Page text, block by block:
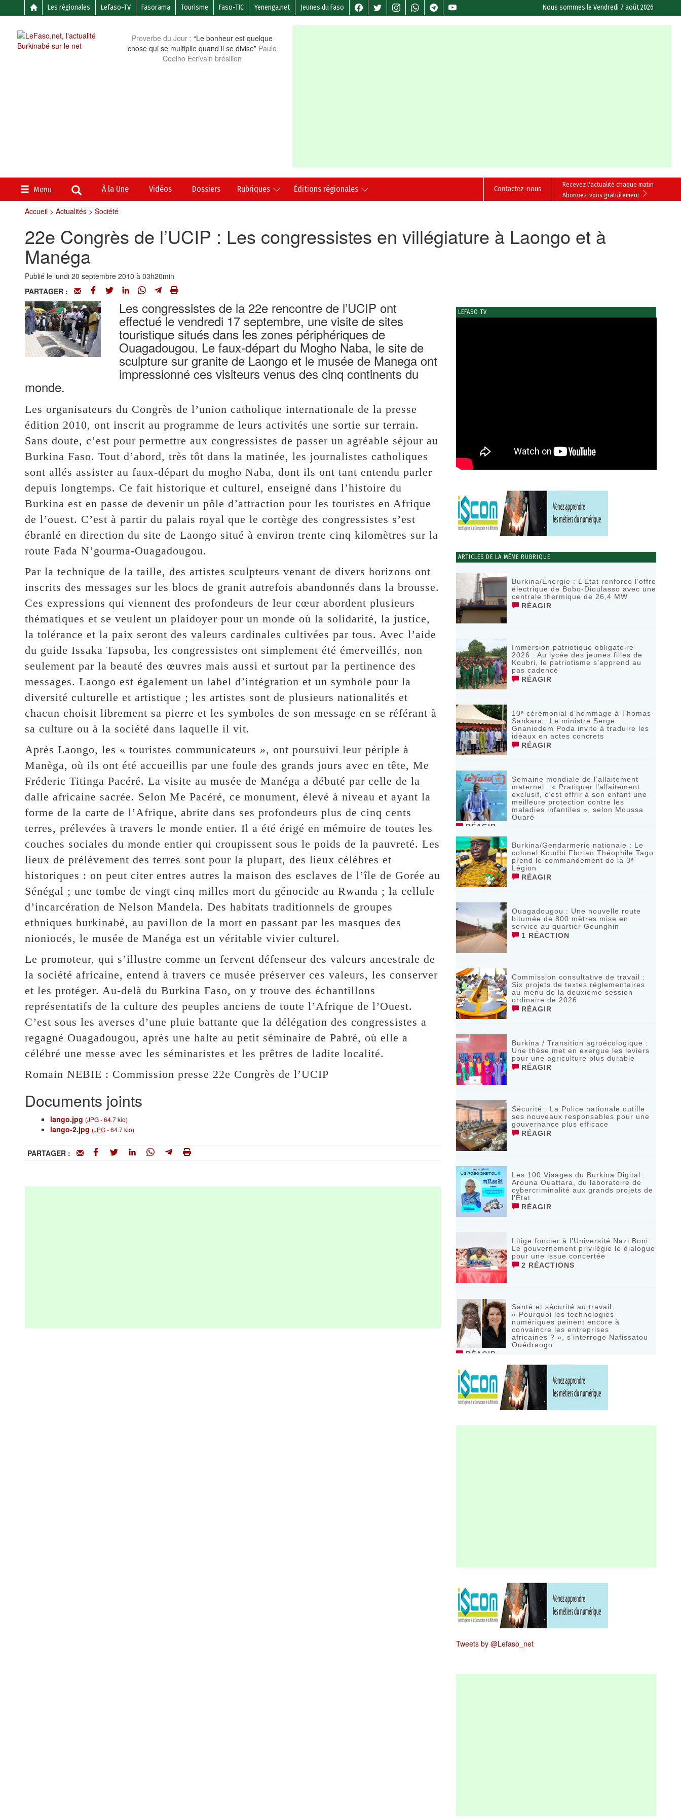
Les régionales Lefaso-TV Fasorama Tourisme Faso-TIC Yenenga.net Jeunes du Faso Nous sommes leVendredi 7 août 2026
Proverbe du Jour : “Le bonheur est quelque
chose qui se multiplie quand il se divise” Paulo
Coelho Ecrivain brésilien
Menu À la Une Vidéos Dossiers Rubriques Éditions régionales
Recevez l'actualité chaque matin
Abonnez-vous gratuitement
Contactez-nous
Accueil> Actualités> Société
22e Congrès de l’UCIP : Les congressistes en villégiature à Laongo et à
Manéga
Publié le lundi 20 septembre 2010 à 03h20min
PARTAGER :
Les congressistes de la 22e rencontre de l’UCIP ont
effectué le vendredi 17 septembre, une visite de sites
touristique situés dans les zones périphériques de
Ouagadougou. Le faux-départ du Mogho Naba, le site de
sculpture sur granite de Laongo et le musée de Manega ont
impressionné ces visiteurs venus des cinq continents du
monde.
Les organisateurs du Congrès de l’union catholique internationale de la presse
édition 2010, ont inscrit au programme de leurs activités une sortie sur terrain.
Sans doute, c’est pour permettre aux congressistes de passer un agréable séjour au
Burkina Faso. Tout d’abord, très tôt dans la matinée, les journalistes catholiques
sont allés assister au faux-départ du mogho Naba, dont ils ont tant entendu parler
depuis longtemps. Ce fait historique et culturel, enseigné dans l’histoire du
Burkina est en passe de devenir un pôle d’attraction pour les touristes en Afrique
de l’ouest. C’est à partir du palais royal que le cortège des congressistes s’est
ébranlé en direction du site de Laongo situé à environ trente cinq kilomètres sur la
route Fada N’gourma-Ouagadougou.
Par la technique de la taille, des artistes sculpteurs venant de divers horizons ont
inscrits des messages sur les blocs de granit autrefois abandonnés dans la brousse.
Ces expressions qui viennent des profondeurs de leur cœur abordent plusieurs
thématiques et se veulent un plaidoyer pour un monde où la solidarité, la justice,
la tolérance et la paix seront des valeurs cardinales cultivées par tous. Avec l’aide
du guide Issaka Tapsoba, les congressistes ont simplement été émerveillés, non
seulement par la beauté des œuvres mais aussi et surtout par la pertinence des
messages. Laongo est également un label d’intégration et un symbole pour la
diversité culturelle et artistique ; les artistes sont de plusieurs nationalités et
chacun choisit librement sa pierre et les symboles de son message en se référant à
sa culture ou à la société dans laquelle il vit.
Après Laongo, les « touristes communicateurs », ont poursuivi leur périple à
Manèga, où ils ont été accueillis par une foule des grands jours avec en tête, Me
Fréderic Titinga Pacéré. La visite au musée de Manéga a débuté par celle de la
dalle africaine sacrée. Selon Me Pacéré, ce monument, élevé à niveau et ayant la
forme de la carte de l’Afrique, abrite dans ses profondeurs plus de cinq cents
terres, prélevées à travers le monde entier. Il a été érigé en mémoire de toutes les
couches sociales du monde entier qui croupissent sous le poids de la pauvreté. Les
lieux de prélèvement des terres sont pour la plupart, des lieux célèbres et
historiques : on peut citer entres autres la maison des esclaves de l’île de Gorée au
Sénégal ; une tombe de vingt cinq milles mort du génocide au Rwanda ; la cellule
d’incarcération de Nelson Mandela. Des habitats traditionnels de groupes
ethniques burkinabè, au pavillon de la mort en passant par les masques des
nioniocés, le musée de Manéga est un véritable vivier culturel.
Le promoteur, qui s’illustre comme un fervent défenseur des valeurs ancestrale de
la société africaine, entend à travers ce musée préserver ces valeurs, les conserver
et les protéger. Au-delà du Burkina Faso, on y trouve des échantillons
représentatifs de la culture des peuples anciens de toute l’Afrique de l’Ouest.
C’est sous les averses d’une pluie battante que la délégation des congressistes a
regagné Ouagadougou, après une halte au petit séminaire de Pabré, où elle a
célébré une messe avec les séminaristes et les prêtres de ladite localité.
Romain NEBIE : Commission presse 22e Congrès de l’UCIP
Documents joints
lango.jpg (JPG-64.7 kio)
lango-2.jpg (JPG-64.7 kio)
PARTAGER :
LEFASO TV
ARTICLES DE LA MÊME RUBRIQUE
Burkina/Énergie : L’État renforce l’offre
électrique de Bobo-Dioulasso avec une
centrale thermique de 26,4 MW
RÉAGIR
Immersion patriotique obligatoire
2026 : Au lycée des jeunes filles de
Koubri, le patriotisme s’apprend au
pas cadencé
RÉAGIR
10ᵉ cérémonial d’hommage à Thomas
Sankara : Le ministre Serge
Gnaniodem Poda invite à traduire les
idéaux en actes concrets
RÉAGIR
Semaine mondiale de l’allaitement
maternel : « Pratiquer l’allaitement
exclusif, c’est offrir à son enfant une
meilleure protection contre les
maladies infantiles », selon Moussa
Ouaré
RÉAGIR
Burkina/Gendarmerie nationale : Le
colonel Koudbi Florian Théophile Tago
prend le commandement de la 3ᵉ
Légion
RÉAGIR
Ouagadougou : Une nouvelle route
bitumée de 800 mètres mise en
service au quartier Gounghin
1 RÉACTION
Commission consultative de travail :
Six projets de textes réglementaires
au menu de la deuxième session
ordinaire de 2026
RÉAGIR
Burkina / Transition agroécologique :
Une thèse met en exergue les leviers
pour une agriculture plus durable
RÉAGIR
Sécurité : La Police nationale outille
ses nouveaux responsables pour une
gouvernance plus efficace
RÉAGIR
Les 100 Visages du Burkina Digital :
Arouna Ouattara, du laboratoire de
cybercriminalité aux grands projets de
l’État
RÉAGIR
Litige foncier à l’Université Nazi Boni :
Le gouvernement privilégie le dialogue
pour une issue concertée
2 RÉACTIONS
Santé et sécurité au travail :
« Pourquoi les technologies
numériques peinent encore à
convaincre les entreprises
africaines ? », s’interroge Nafissatou
Ouédraogo
RÉAGIR
Tweets by @Lefaso_net